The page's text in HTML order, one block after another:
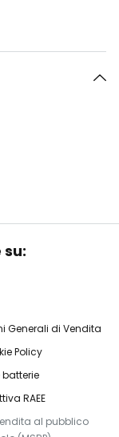
Generali di Vendita
Policy
RAEE
al pubblico